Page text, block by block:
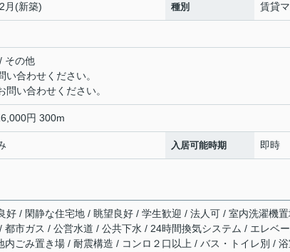
月(新築) 種別 賃貸
その他
い合わせください。
問い合わせください。
円 300m
入居可能時期 即時
好 / 閑静な住宅地 / 眺望良好 / 学生歓迎 / 法人可 / 室内洗濯機
都市ガス / 公営水道 / 公共下水 / 24時間換気システム / エレベ
内ごみ置き場 / 耐震構造 / コンロ２口以上 / バス・トイレ別 /